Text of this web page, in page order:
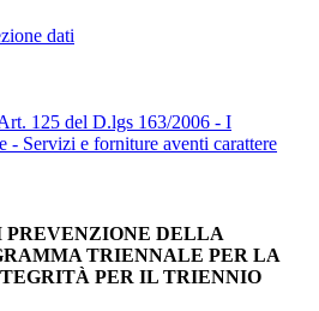
dati
125 del D.lgs 163/2006 - I
- Servizi e forniture aventi carattere
DELLA
TRIENNALE PER LA
PER IL TRIENNIO